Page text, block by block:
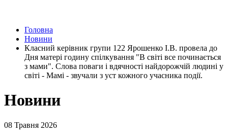
Головна
Новини
Класний керівник групи 122 Ярошенко І.В. провела до
Дня матері годину спілкування "В світі все починається
з мами". Слова поваги і вдячності найдорожчій людині у
світі - Мамі - звучали з уст кожного учасника події.
Новини
08 Травня 2026